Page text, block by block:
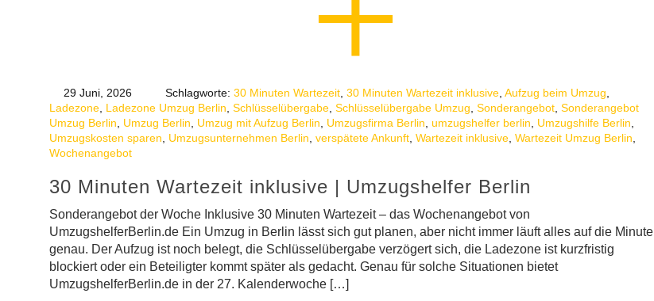
29 Juni, 2026 Schlagworte: 30 Minuten Wartezeit 30 Minuten Wartezeit inklusive Aufzug beim Umzug
Ladezone Ladezone Umzug Berlin Schlüsselübergabe Schlüsselübergabe Umzug Sonderangebot Sonderangebot
Umzug Berlin
Umzug Berlin Umzug mit Aufzug Berlin Umzugsfirma Berlin umzugshelfer berlin Umzugshilfe Berlin
Umzugskosten sparen
Umzugsunternehmen Berlin verspätete Ankunft Wartezeit inklusive Wartezeit Umzug Berlin
Wochenangebot
30 Minuten Wartezeit inklusive | Umzugshelfer Berlin
Sonderangebot der Woche Inklusive 30 Minuten Wartezeit – das Wochenangebot von
UmzugshelferBerlin.de Ein Umzug in Berlin lässt sich gut planen, aber nicht immer läuft alles auf die Minute
genau. Der Aufzug ist noch belegt, die Schlüsselübergabe verzögert sich, die Ladezone ist kurzfristig
blockiert oder ein Beteiligter kommt später als gedacht. Genau für solche Situationen bietet
UmzugshelferBerlin.de in der 27. Kalenderwoche […]